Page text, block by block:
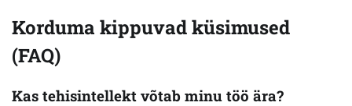
Korduma kippuvad küsimused
(FAQ)
Kas tehisintellekt võtab minu töö ära?